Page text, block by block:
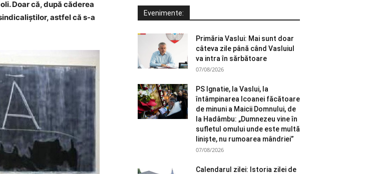
Doar că, după căderea
astfel că s-a
Evenimente:
Primăria Vaslui: Mai sunt doar
câteva zile până când Vasluiul
va intra în sărbătoare
07/08/2026
PS Ignatie, la Vaslui, la
întâmpinarea Icoanei făcătoare
de minuni a Maicii Domnului, de
la Hadâmbu: „Dumnezeu vine în
sufletul omului unde este multă
liniște, nu rumoarea mândriei”
07/08/2026
Calendarul zilei: Istoria zilei de